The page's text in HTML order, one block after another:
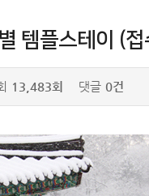
템플스테이 (
13,483회 댓글 0건